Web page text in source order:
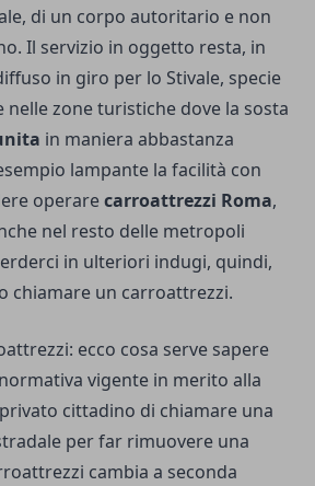
di un corpo autoritario e non
Il servizio in oggetto resta, in
in giro per lo Stivale, specie
nelle zone turistiche dove la sosta
in maniera abbastanza
lampante la facilità con
operarecarroattrezzi Roma,
nel resto delle metropoli
in ulteriori indugi, quindi,
chiamare un carroattrezzi.
ecco cosa serve sapere
vigente in merito alla
cittadino di chiamare una
per far rimuovere una
cambia a seconda